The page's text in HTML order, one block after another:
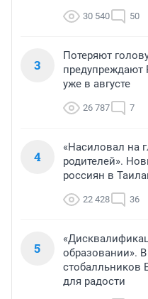
30 540 50
3
Потеряют
предупреждают
уже в августе
26 787 7
4
«Насиловал на
родителей».
россиян в
22 428 36
5
образовании». В
стобалльников
для радости